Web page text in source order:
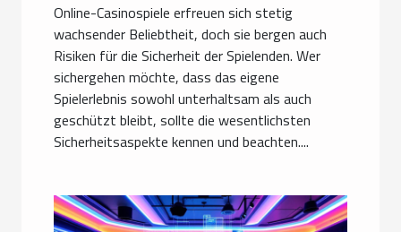
Online-Casinospiele erfreuen sich stetig
wachsender Beliebtheit, doch sie bergen auch
Risiken für die Sicherheit der Spielenden. Wer
sichergehen möchte, dass das eigene
Spielerlebnis sowohl unterhaltsam als auch
geschützt bleibt, sollte die wesentlichsten
Sicherheitsaspekte kennen und beachten....